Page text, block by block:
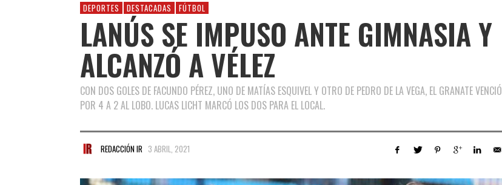
DEPORTES DESTACADAS FÚTBOL
LANÚS SE IMPUSO ANTE GIMNASIA Y
ALCANZÓ A VÉLEZ
CON DOS GOLES DE FACUNDO PÉREZ, UNO DE MATÍAS ESQUIVEL Y OTRO DE PEDRO DE LA VEGA, EL GRANATE VENCIÓ
POR 4 A 2 AL LOBO. LUCAS LICHT MARCÓ LOS DOS PARA EL LOCAL.
REDACCIÓN IR 3 ABRIL, 2021